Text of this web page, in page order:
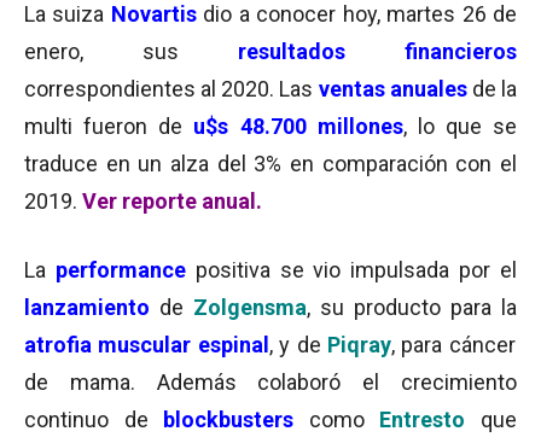
La suiza Novartis dio a conocer hoy, martes 26 de
enero, sus resultados financieros
correspondientes al 2020. Las ventas anuales de la
multi fueron de u$s 48.700 millones, lo que se
traduce en un alza del 3% en comparación con el
2019. Ver reporte anual.
La performancepositiva se vio impulsada por el
lanzamiento de Zolgensma, su producto para la
atrofia muscular espinal , y de Piqray, para cáncer
de mama. Además colaboró el crecimiento
continuo de
blockbusters como Entresto que